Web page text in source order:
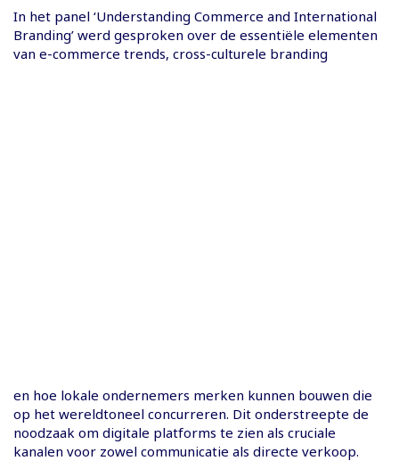
In het panel ‘Understanding Commerce and International
Branding’ werd gesproken over de essentiële elementen
van e-commerce trends, cross-culturele branding
en hoe lokale ondernemers merken kunnen bouwen die
op het wereldtoneel concurreren. Dit onderstreepte de
noodzaak om digitale platforms te zien als cruciale
kanalen voor zowel communicatie als directe verkoop.